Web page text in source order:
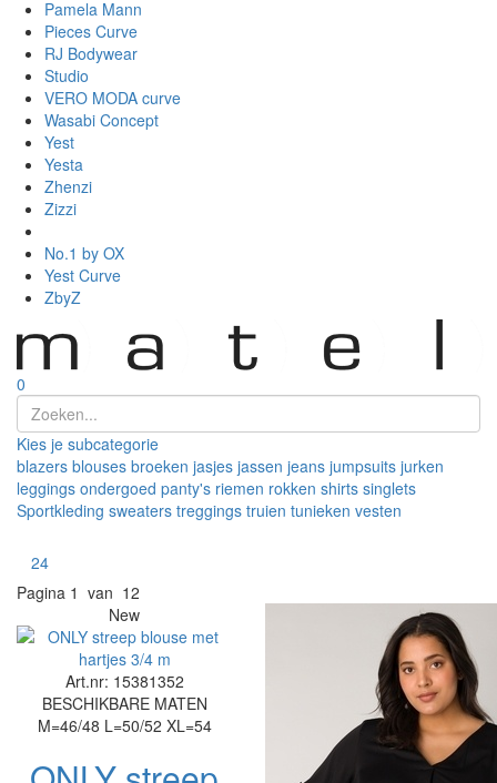
Pamela Mann
Pieces Curve
RJ Bodywear
Studio
VERO MODA curve
Wasabi Concept
Yest
Yesta
Zhenzi
Zizzi
No.1 by OX
Yest Curve
ZbyZ
0
Kies je subcategorie
blazers blouses broeken jasjes jassen jeans jumpsuits jurken
leggings ondergoed panty's riemen rokken shirts singlets
Sportkleding sweaters treggings truien tunieken vesten
24Toon
Pagina 1 van 12
New
Art.nr: 15381352
BESCHIKBARE MATEN
M=46/48 L=50/52 XL=54